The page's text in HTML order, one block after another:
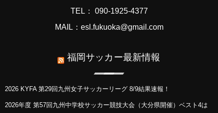
TEL： 090-1925-4377
MAIL：esl.fukuoka@gmail.com
福岡サッカー最新情報
2026 KYFA 第29回九州女子サッカーリーグ 8/9結果速報！
2026年度 第57回九州中学校サッカー競技大会（大分県開催）ベスト4は